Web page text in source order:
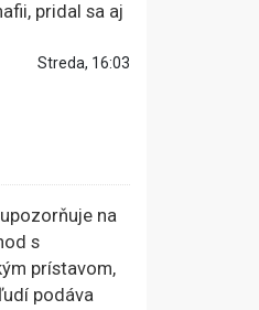
pridal sa aj
Streda, 16:03
na
s
prístavom,
podáva